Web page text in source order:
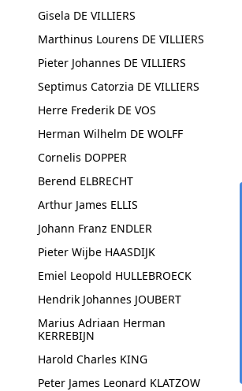
Gisela DE VILLIERS
Marthinus Lourens DE VILLIERS
Pieter Johannes DE VILLIERS
Septimus Catorzia DE VILLIERS
Herre Frederik DE VOS
Herman Wilhelm DE WOLFF
Cornelis DOPPER
Berend ELBRECHT
Arthur James ELLIS
Johann Franz ENDLER
Pieter Wijbe HAASDIJK
Emiel Leopold HULLEBROECK
Hendrik Johannes JOUBERT
Marius Adriaan Herman
KERREBIJN
Harold Charles KING
Peter James Leonard KLATZOW